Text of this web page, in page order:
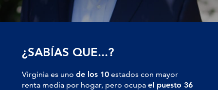
¿SABÍAS QUE...?
Virginia es uno de los 10 estados con mayor
renta media por hogar, pero ocupa el puesto 36